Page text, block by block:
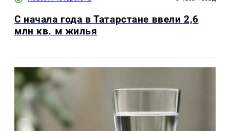
С начала года в Татарстане ввели 2,6
млн кв. м жилья